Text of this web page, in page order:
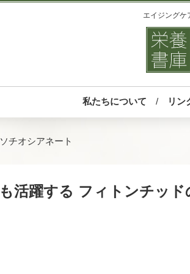
エイジングケ
私たちについて リン
チオシアネート
活躍する フィトンチッド